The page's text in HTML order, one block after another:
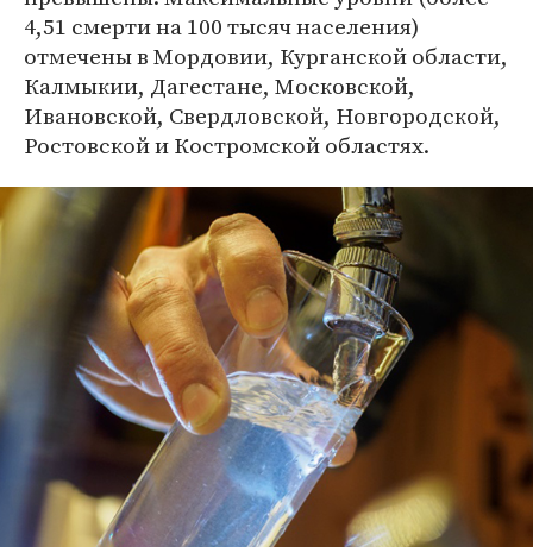
4,51 смерти на 100 тысяч населения)
отмечены в Мордовии, Курганской области,
Калмыкии, Дагестане, Московской,
Ивановской, Свердловской, Новгородской,
Ростовской и Костромской областях.